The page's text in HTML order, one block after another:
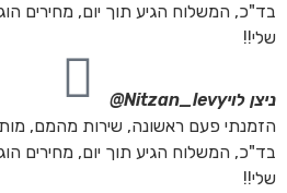
בד"כ, המשלוח הגיע תוך יום, מחירים
שלי!!
ניצן לויNitzan_levy@
הזמנתי פעם ראשונה, שירות מהמם,
בד"כ, המשלוח הגיע תוך יום, מחירים
שלי!!